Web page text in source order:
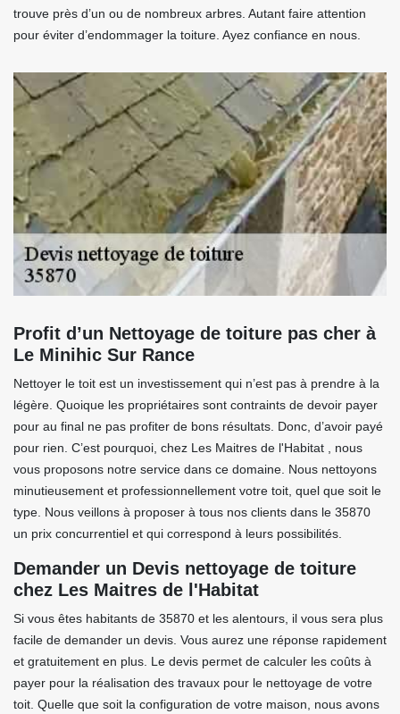
trouve près d’un ou de nombreux arbres. Autant faire attention
pour éviter d’endommager la toiture. Ayez confiance en nous.
Profit d’un Nettoyage de toiture pas cher à
Le Minihic Sur Rance
Nettoyer le toit est un investissement qui n’est pas à prendre à la
légère. Quoique les propriétaires sont contraints de devoir payer
pour au final ne pas profiter de bons résultats. Donc, d’avoir payé
pour rien. C’est pourquoi, chez Les Maitres de l'Habitat , nous
vous proposons notre service dans ce domaine. Nous nettoyons
minutieusement et professionnellement votre toit, quel que soit le
type. Nous veillons à proposer à tous nos clients dans le 35870
un prix concurrentiel et qui correspond à leurs possibilités.
Demander un Devis nettoyage de toiture
chez Les Maitres de l'Habitat
Si vous êtes habitants de 35870 et les alentours, il vous sera plus
facile de demander un devis. Vous aurez une réponse rapidement
et gratuitement en plus. Le devis permet de calculer les coûts à
payer pour la réalisation des travaux pour le nettoyage de votre
toit. Quelle que soit la configuration de votre maison, nous avons